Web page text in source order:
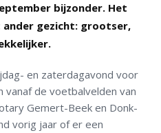
bijzonder. Het
gezicht: grootser,
en zaterdagavond voor
de voetbalvelden van
Gemert-Beek en Donk-
vorig jaar of er een